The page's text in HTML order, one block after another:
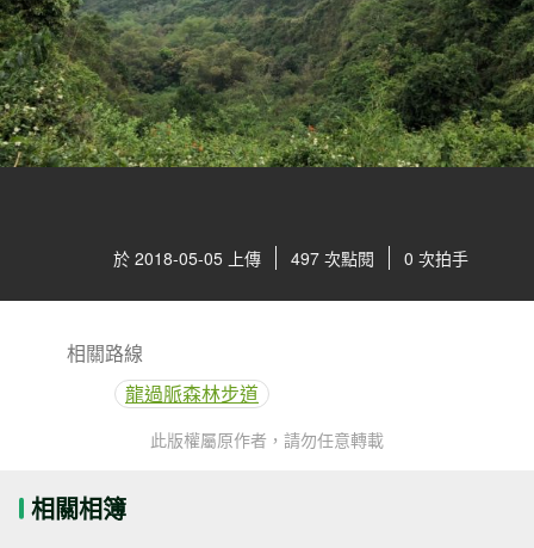
於 2018-05-05 上傳 497 次點閱 0 次拍手
相關路線
龍過脈森林步道
此版權屬原作者，請勿任意轉載
相關相簿